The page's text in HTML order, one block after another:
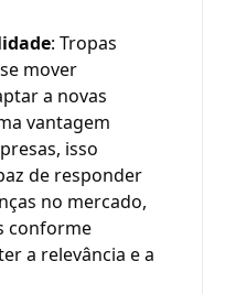
: Tropas
mover
a novas
vantagem
isso
de responder
no mercado,
conforme
a relevância e a